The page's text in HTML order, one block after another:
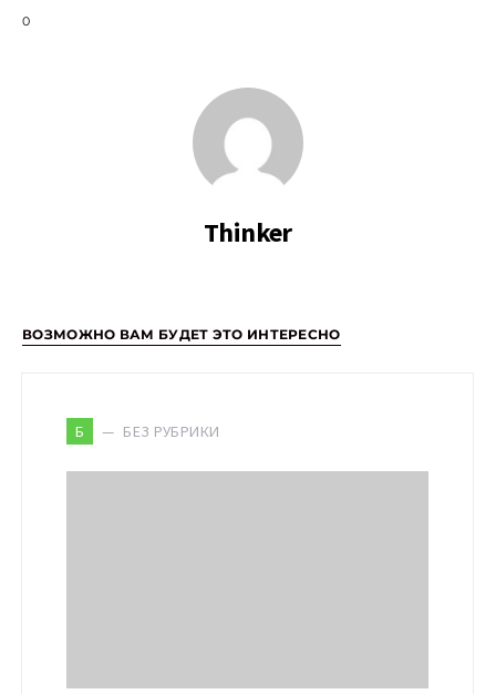
0
Thinker
ВОЗМОЖНО ВАМ БУДЕТ ЭТО ИНТЕРЕСНО
Б БЕЗ РУБРИКИ